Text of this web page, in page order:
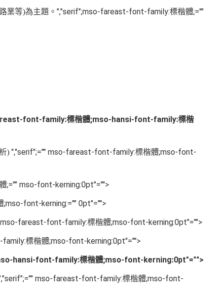
業等)為主題。","serif";mso-fareast-font-family:標楷體;=""
font-family:標楷體;mso-hansi-font-family:標楷
)","serif";="" mso-fareast-font-family:標楷體;mso-font-
;="" mso-font-kerning:0pt"="">
font-kerning:="" 0pt"="">
mso-fareast-font-family:標楷體;mso-font-kerning:0pt"="">
標楷體;mso-font-kerning:0pt"="">
hansi-font-family:標楷體;mso-font-kerning:0pt"="">
mso-fareast-font-family:標楷體;mso-font-